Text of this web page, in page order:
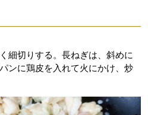
細切りする。長ねぎは、斜めに
ンに鶏皮を入れて火にかけ、炒